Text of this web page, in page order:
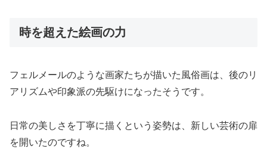
時を超えた絵画の力
フェルメールのような画家たちが描いた風俗画は、後のリ
アリズムや印象派の先駆けになったそうです。
日常の美しさを丁寧に描くという姿勢は、新しい芸術の扉
を開いたのですね。